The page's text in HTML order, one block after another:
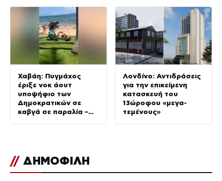
Χαβάη: Πυγμάχος
έριξε νοκ άουτ
υποψήφιο των
Δημοκρατικών σε
καβγά σε παραλία –
Λονδίνο: Αντιδράσεις
για την επικείμενη
κατασκευή του
13ώροφου «μεγα-
τεμένους»
// ΔΗΜΟΦΙΛΗ